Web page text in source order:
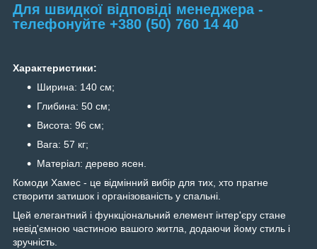
Для швидкої відповіді менеджера -
телефонуйте +380 (50) 760 14 40
Характеристики:
Ширина: 140 см;
Глибина: 50 см;
Висота: 96 см;
Вага: 57 кг;
Матеріал: дерево ясен.
Комоди Хамес - це відмінний вибір для тих, хто прагне
створити затишок і організованість у спальні.
Цей елегантний і функціональний елемент інтер'єру стане
невід'ємною частиною вашого житла, додаючи йому стиль і
зручність.